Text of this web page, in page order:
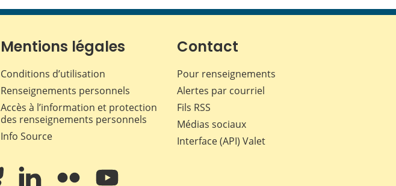
page
Facebook
page page page
Mentions légales
Conditions d’utilisation
Renseignements personnels
Accès à l’information et protection
des renseignements personnels
Info Source
Contact
Pour renseignements
Alertes par courriel
Fils RSS
Médias sociaux
Interface (API) Valet